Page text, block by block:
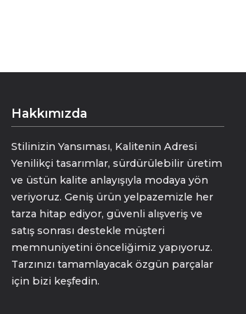
Hakkımızda
Stilinizin Yansıması, Kalitenin Adresi
Yenilikçi tasarımlar, sürdürülebilir üretim
ve üstün kalite anlayışıyla modaya yön
veriyoruz. Geniş ürün yelpazemizle her
tarza hitap ediyor, güvenli alışveriş ve
satış sonrası destekle müşteri
memnuniyetini önceliğimiz yapıyoruz.
Tarzınızı tamamlayacak özgün parçalar
için bizi keşfedin.